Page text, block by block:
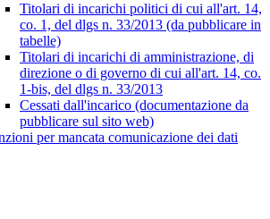
Titolari di incarichi politici di cui all'art. 14,
co. 1, del dlgs n. 33/2013 (da pubblicare in
tabelle)
Titolari di incarichi di amministrazione, di
direzione o di governo di cui all'art. 14, co.
1-bis, del dlgs n. 33/2013
Cessati dall'incarico (documentazione da
pubblicare sul sito web)
per mancata comunicazione dei dati